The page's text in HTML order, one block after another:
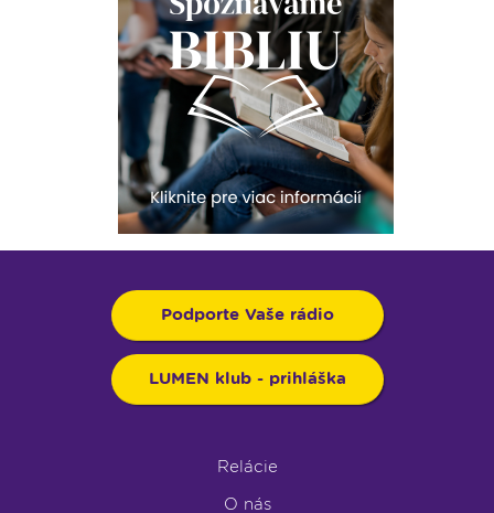
Podporte Vaše rádio
LUMEN klub - prihláška
Relácie
O nás